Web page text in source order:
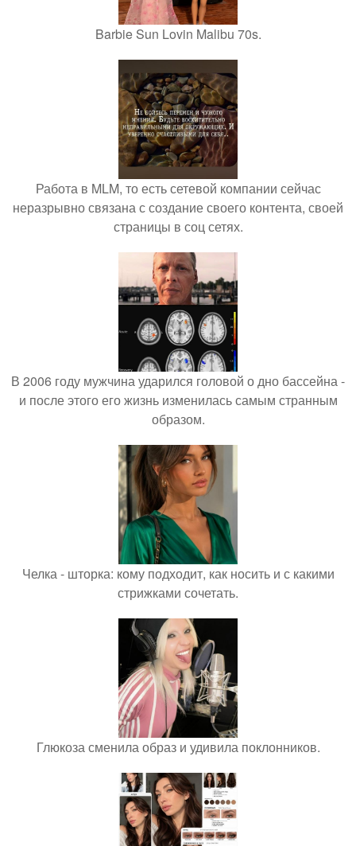
Barbie Sun Lovin Malibu 70s.
Работа в MLM, то есть сетевой компании сейчас
неразрывно связана с создание своего контента, своей
страницы в соц сетях.
В 2006 году мужчина ударился головой о дно бассейна -
и после этого его жизнь изменилась самым странным
образом.
Челка - шторка: кому подходит, как носить и с какими
стрижками сочетать.
Глюкоза сменила образ и удивила поклонников.